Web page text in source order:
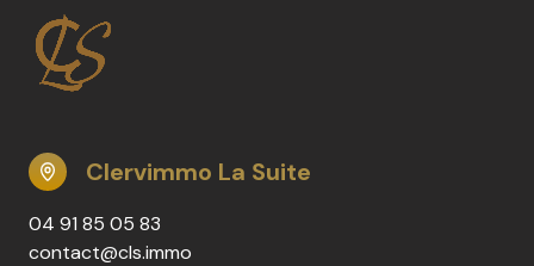
Clervimmo La Suite
04 91 85 05 83
contact@cls.immo